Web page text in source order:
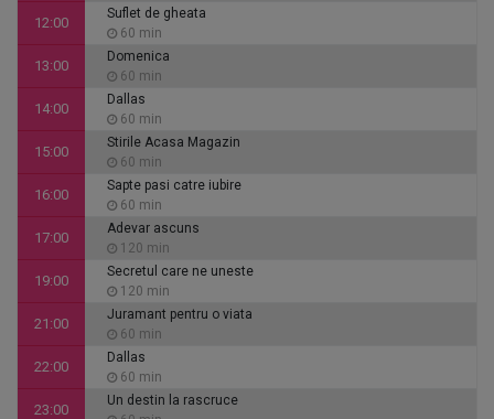
12:00
Suflet de gheata
60 min
13:00
Domenica
60 min
14:00
Dallas
60 min
15:00
Stirile Acasa Magazin
60 min
16:00
Sapte pasi catre iubire
60 min
17:00
Adevar ascuns
120 min
19:00
Secretul care ne uneste
120 min
21:00
Juramant pentru o viata
60 min
22:00
Dallas
60 min
23:00
Un destin la rascruce